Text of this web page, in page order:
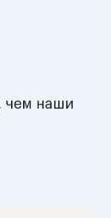
чем наши